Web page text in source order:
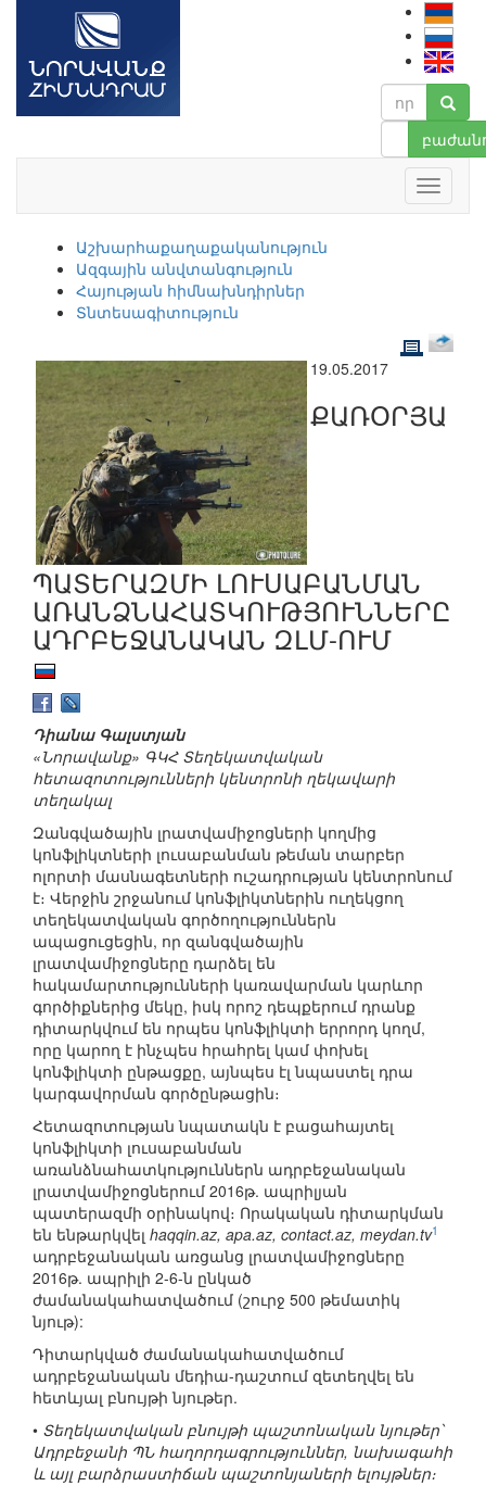
Աշխարհաքաղաքականություն
Ազգային անվտանգություն
Հայության հիմնախնդիրներ
Տնտեսագիտություն
19.05.2017
ՔԱՌՕՐՅԱ
ՊԱՏԵՐԱԶՄԻ ԼՈՒՍԱԲԱՆՄԱՆ
ԱՌԱՆՁՆԱՀԱՏԿՈՒԹՅՈՒՆՆԵՐԸ
ԱԴՐԲԵՋԱՆԱԿԱՆ ԶԼՄ-ՈՒՄ
Դիանա Գալստյան
«Նորավանք» ԳԿՀ Տեղեկատվական
հետազոտությունների կենտրոնի ղեկավարի
տեղակալ
Զանգվածային լրատվամիջոցների կողմից
կոնֆլիկտների լուսաբանման թեման տարբեր
ոլորտի մասնագետների ուշադրության կենտրոնում
է։ Վերջին շրջանում կոնֆլիկտներին ուղեկցող
տեղեկատվական գործողություններն
ապացուցեցին, որ զանգվածային
լրատվամիջոցները դարձել են
հակամարտությունների կառավարման կարևոր
գործիքներից մեկը, իսկ որոշ դեպքերում դրանք
դիտարկվում են որպես կոնֆլիկտի երրորդ կողմ,
որը կարող է ինչպես հրահրել կամ փոխել
կոնֆլիկտի ընթացքը, այնպես էլ նպաստել դրա
կարգավորման գործընթացին։
Հետազոտության նպատակն է բացահայտել
կոնֆլիկտի լուսաբանման
առանձնահատկություններն ադրբեջանական
լրատվամիջոցներում 2016թ. ապրիլյան
պատերազմի օրինակով։ Որակական դիտարկման
են ենթարկվել haqqin.az, apa.az, contact.az, meydan.tv1
ադրբեջանական առցանց լրատվամիջոցները
2016թ. ապրիլի 2-6-ն ընկած
ժամանակահատվածում (շուրջ 500 թեմատիկ
նյութ):
Դիտարկված ժամանակահատվածում
ադրբեջանական մեդիա-դաշտում զետեղվել են
հետևյալ բնույթի նյութեր.
• Տեղեկատվական բնույթի պաշտոնական նյութեր՝
Ադրբեջանի ՊՆ հաղորդագրություններ, նախագահի
և այլ բարձրաստիճան պաշտոնյաների ելույթներ։